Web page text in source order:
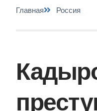
Главная Россия